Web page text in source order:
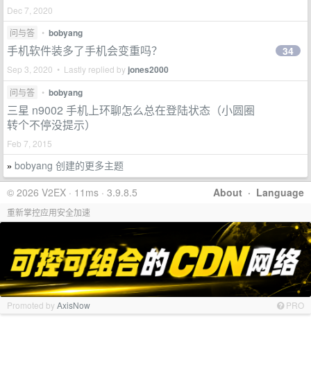
Dec 7, 2020
问与答
• bobyang
手机软件装多了手机会变重吗？
Sep 3, 2020 • Lastly replied by jones2000
34
问与答 • bobyang
三星 n9002 手机上环聊怎么总在登陆状态（小圆圈
转个不停没提示）
Feb 7, 2015
» bobyang 创建的更多主题
About · Language
© 2026 V2EX · 11ms · 3.9.8.5
重新掌控应用安全加速
Promoted byAxisNow PRO